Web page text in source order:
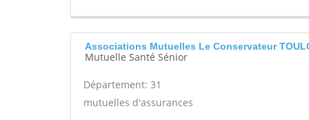
Associations Mutuelles Le Conservateur
Mutuelle Santé Sénior
Département: 31
mutuelles d'assurances